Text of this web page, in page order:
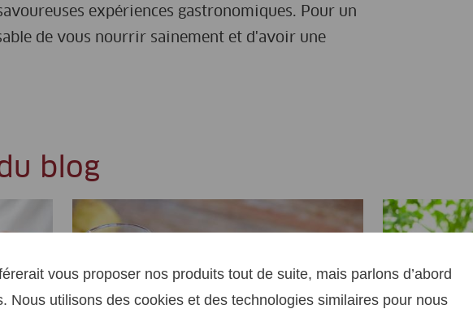
expériences gastronomiques. Pour un
de vous nourrir sainement et d'avoir une
blog
vous proposer nos produits tout de suite, mais parlons d’abord
Nous utilisons des cookies et des technologies similaires pour nous